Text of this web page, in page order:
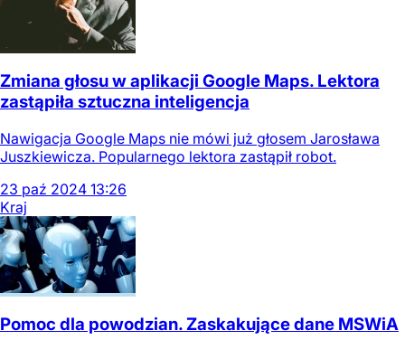
Zmiana głosu w aplikacji Google Maps. Lektora
zastąpiła sztuczna inteligencja
Nawigacja Google Maps nie mówi już głosem Jarosława
Juszkiewicza. Popularnego lektora zastąpił robot.
23 paź 2024 13:26
Kraj
Pomoc dla powodzian. Zaskakujące dane MSWiA